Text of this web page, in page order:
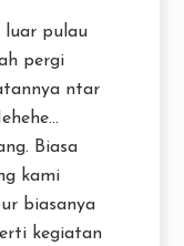
luar pulau
pergi
ntar
Biasa
kami
biasanya
kegiatan